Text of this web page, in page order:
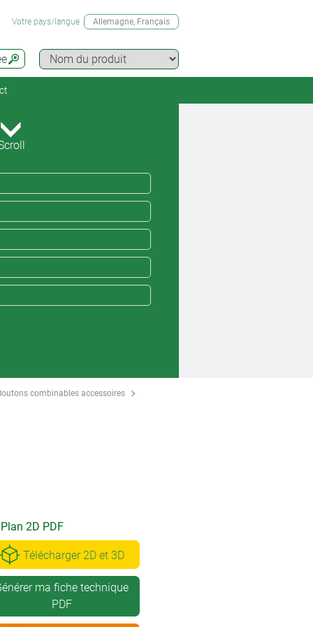
Votre pays/langue Allemagne, Français
combinables accessoires
Plan 2D PDF
Télécharger 2D et 3D
ma fiche technique
PDF